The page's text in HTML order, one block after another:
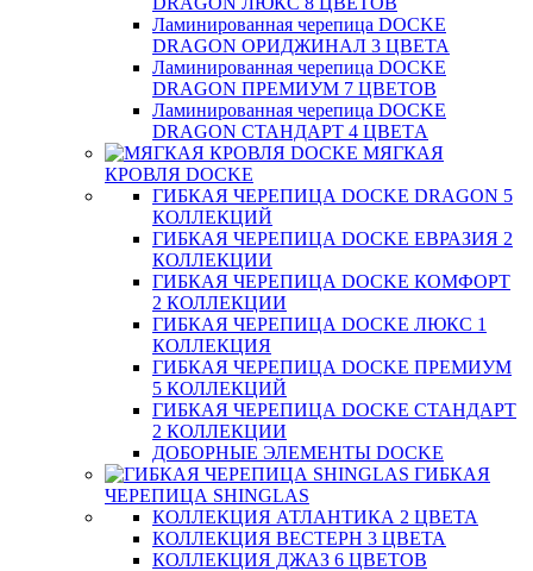
Ламинированная черепица DOCKE
DRAGON ОРИДЖИНАЛ 3 ЦВЕТА
Ламинированная черепица DOCKE
DRAGON ПРЕМИУМ 7 ЦВЕТОВ
Ламинированная черепица DOCKE
DRAGON СТАНДАРТ 4 ЦВЕТA
МЯГКАЯ
КРОВЛЯ DOCKE
ГИБКАЯ ЧЕРЕПИЦА DOCKE DRAGON 5
КОЛЛЕКЦИЙ
ГИБКАЯ ЧЕРЕПИЦА DOCKE ЕВРАЗИЯ 2
КОЛЛЕКЦИИ
ГИБКАЯ ЧЕРЕПИЦА DOCKE КОМФОРТ
2 КОЛЛЕКЦИИ
ГИБКАЯ ЧЕРЕПИЦА DOCKE ЛЮКС 1
КОЛЛЕКЦИЯ
ГИБКАЯ ЧЕРЕПИЦА DOCKE ПРЕМИУМ
5 КОЛЛЕКЦИЙ
ГИБКАЯ ЧЕРЕПИЦА DOCKE СТАНДАРТ
2 КОЛЛЕКЦИИ
ДОБОРНЫЕ ЭЛЕМЕНТЫ DOCKE
ГИБКАЯ
ЧЕРЕПИЦА SHINGLAS
КОЛЛЕКЦИЯ АТЛАНТИКА 2 ЦВЕТА
КОЛЛЕКЦИЯ ВЕСТЕРН 3 ЦВЕТА
КОЛЛЕКЦИЯ ДЖАЗ 6 ЦВЕТОВ